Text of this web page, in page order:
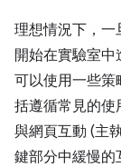
理想情況下，一
開始在實驗室
可以使用一些策
括遵循常見的使
與網頁互動 (主
鍵部分中緩慢的